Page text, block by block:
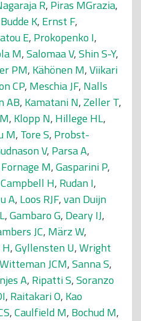
R, Piras MGrazia,
Budde K, Ernst F,
E, Prokopenko I,
M,Salomaa V,Shin S-Y,
PM, Kähönen M,Viikari
CP, Meschia JF, Nalls
AB, Kamatani N,Zeller T,
, Klopp N, Hillege HL,
M, Tore S, Probst-
V, Parsa A,
Fornage M,Gasparini P,
Campbell H, Rudan I,
A, Loos RJF,van Duijn
,Gambaro G, Deary IJ,
JC, März W,
,Gyllensten U,Wright
Witteman JCM,Sanna S,
A, Ripatti S,Soranzo
, Raitakari O, Kao
,Caulfield M, Bochud M,